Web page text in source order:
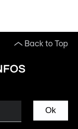
Back to Top
Ok